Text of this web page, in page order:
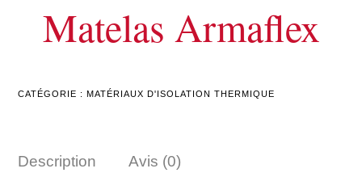
Matelas Armaflex
CATÉGORIE : MATÉRIAUX D'ISOLATION THERMIQUE
Description Avis (0)